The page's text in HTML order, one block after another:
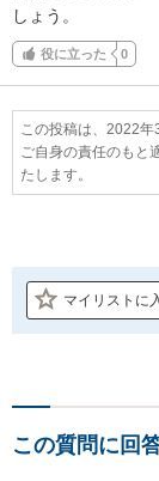
しょう。
役に立った 0
この投稿は、2022年
ご自身の責任のもと
たします。
マイリストに
この質問に回